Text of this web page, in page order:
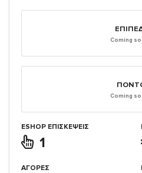
Coming
Coming
ESHOP ΕΠΙΣΚΈΨΕΙΣ
1
ΑΓΟΡΈΣ